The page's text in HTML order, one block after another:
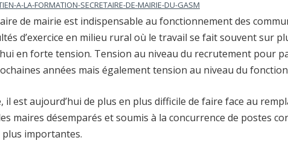
A-LA-FORMATION-SECRETAIRE-DE-MAIRIE-DU-GASM
de mairie est indispensable au fonctionnement des
d’exercice en milieu rural où le travail se fait souvent sur
en forte tension. Tension au niveau du recrutement pour
années mais également tension au niveau du
il est aujourd’hui de plus en plus difficile de faire face au
maires désemparés et soumis à la concurrence de postes
plus importantes.